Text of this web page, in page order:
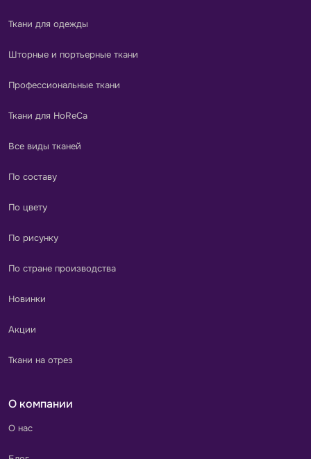
Ткани для одежды
Шторные и портьерные ткани
Профессиональные ткани
Ткани для HoReCa
Все виды тканей
По составу
По цвету
По рисунку
По стране производства
Новинки
Акции
Ткани на отрез
О компании
О нас